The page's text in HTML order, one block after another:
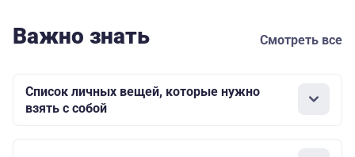
Важно знать Смотреть все
Список личных вещей, которые нужно
взять с собой